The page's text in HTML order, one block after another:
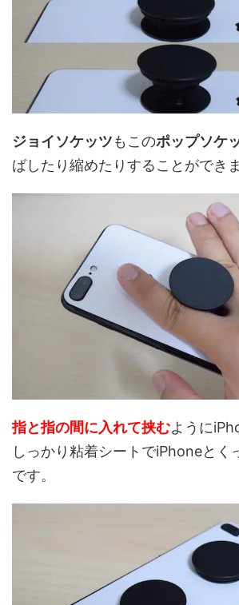
ジョイソケッツもこのポップソケ
ばしたり縮めたりすることができま
指と指の間に入れて挟むように
しっかり粘着シートでiPhoneとく
です。